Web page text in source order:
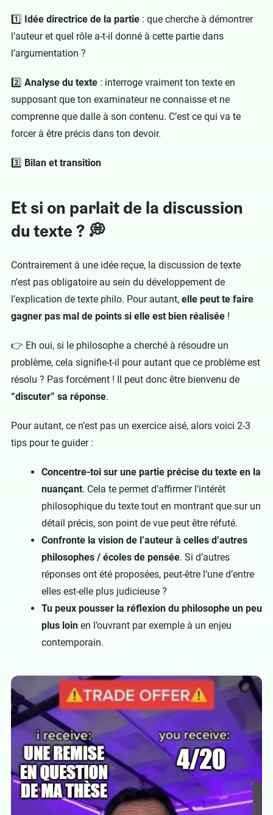
1️⃣ Idée directrice de la partie : que cherche à démontrer
l’auteur et quel rôle a-t-il donné à cette partie dans
l’argumentation ?
2️⃣ Analyse du texte : interroge vraiment ton texte en
supposant que ton examinateur ne connaisse et ne
comprenne que dalle à son contenu. C’est ce qui va te
forcer à être précis dans ton devoir.
3️⃣ Bilan et transition
Et si on parlait de la discussion
du texte ? 💭
Contrairement à une idée reçue, la discussion de texte
n’est pas obligatoire au sein du développement de
l’explication de texte philo. Pour autant, elle peut te faire
gagner pas mal de points si elle est bien réalisée !
👉 Eh oui, si le philosophe a cherché à résoudre un
problème, cela signifie-t-il pour autant que ce problème est
résolu ? Pas forcément ! Il peut donc être bienvenu de
“discuter” sa réponse.
Pour autant, ce n’est pas un exercice aisé, alors voici 2-3
tips pour te guider :
Concentre-toi sur une partie précise du texte en la
nuançant. Cela te permet d’affirmer l’intérêt
philosophique du texte tout en montrant que sur un
détail précis, son point de vue peut être réfuté.
Confronte la vision de l’auteur à celles d’autres
philosophes / écoles de pensée. Si d’autres
réponses ont été proposées, peut-être l’une d’entre
elles est-elle plus judicieuse ?
Tu peux pousser la réflexion du philosophe un peu
plus loin en l’ouvrant par exemple à un enjeu
contemporain.